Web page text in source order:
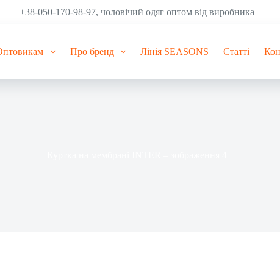
+38-050-170-98-97, чоловічий одяг оптом від виробника
Про бренд Лінія SEASONS Статті